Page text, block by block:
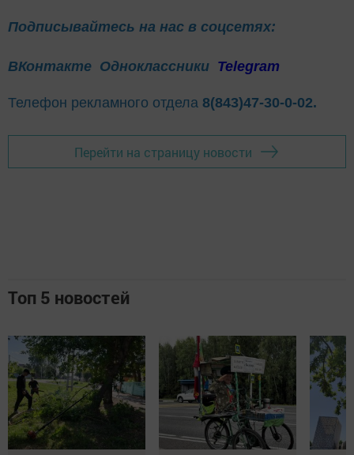
Подписывайтесь на нас в соцсетях:
ВКонтакте Одноклассники Telegram
Телефон рекламного отдела 8(843)47-30-0-02.
Перейти на страницу новости
Топ 5 новостей